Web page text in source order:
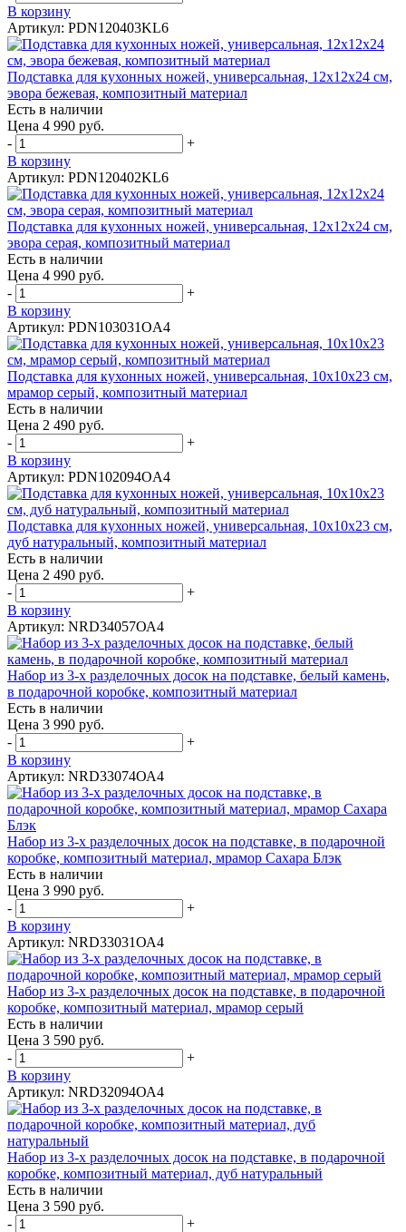
В корзину
Артикул: PDN120403KL6
Подставка для кухонных ножей, универсальная, 12х12х24 см,
эвора бежевая, композитный материал
Есть в наличии
Цена 4 990 руб.
-
+
В корзину
Артикул: PDN120402KL6
Подставка для кухонных ножей, универсальная, 12х12х24 см,
эвора серая, композитный материал
Есть в наличии
Цена 4 990 руб.
-
+
В корзину
Артикул: PDN103031OA4
Подставка для кухонных ножей, универсальная, 10х10х23 см,
мрамор серый, композитный материал
Есть в наличии
Цена 2 490 руб.
-
+
В корзину
Артикул: PDN102094OA4
Подставка для кухонных ножей, универсальная, 10х10х23 см,
дуб натуральный, композитный материал
Есть в наличии
Цена 2 490 руб.
-
+
В корзину
Артикул: NRD34057ОА4
Набор из 3-х разделочных досок на подставке, белый камень,
в подарочной коробке, композитный материал
Есть в наличии
Цена 3 990 руб.
-
+
В корзину
Артикул: NRD33074ОА4
Набор из 3-х разделочных досок на подставке, в подарочной
коробке, композитный материал, мрамор Сахара Блэк
Есть в наличии
Цена 3 990 руб.
-
+
В корзину
Артикул: NRD33031ОА4
Набор из 3-х разделочных досок на подставке, в подарочной
коробке, композитный материал, мрамор серый
Есть в наличии
Цена 3 590 руб.
-
+
В корзину
Артикул: NRD32094ОА4
Набор из 3-х разделочных досок на подставке, в подарочной
коробке, композитный материал, дуб натуральный
Есть в наличии
Цена 3 590 руб.
-
+